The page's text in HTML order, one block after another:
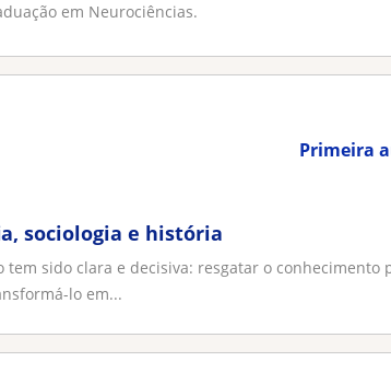
em Neurociências.
Primeira
sociologia e história
tem sido clara e decisiva: resgatar o conhecimento
lo em...